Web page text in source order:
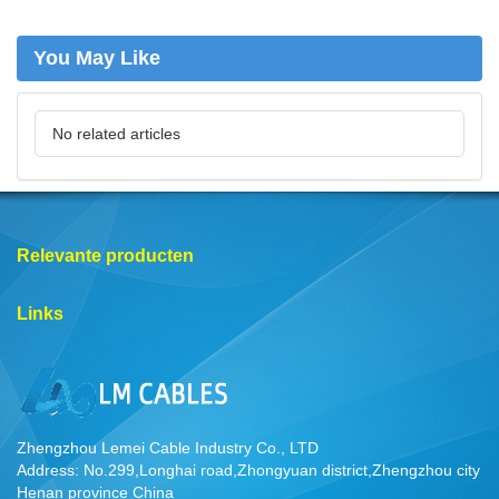
You May Like
No related articles
Relevante producten
Links
Zhengzhou Lemei Cable Industry Co., LTD
Address: No.299,Longhai road,Zhongyuan district,Zhengzhou city
Henan province China